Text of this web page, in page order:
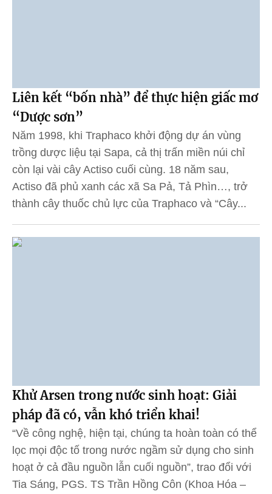
Liên kết “bốn nhà” để thực hiện giấc mơ
“Dược sơn”
Năm 1998, khi Traphaco khởi động dự án vùng
trồng dược liệu tại Sapa, cả thị trấn miền núi chỉ
còn lại vài cây Actiso cuối cùng. 18 năm sau,
Actiso đã phủ xanh các xã Sa Pả, Tả Phìn…, trở
thành cây thuốc chủ lực của Traphaco và “Cây...
Khử Arsen trong nước sinh hoạt: Giải
pháp đã có, vẫn khó triển khai!
“Về công nghệ, hiện tại, chúng ta hoàn toàn có thể
lọc mọi độc tố trong nước ngầm sử dụng cho sinh
hoạt ở cả đầu nguồn lẫn cuối nguồn”, trao đổi với
Tia Sáng, PGS. TS Trần Hồng Côn (Khoa Hóa –